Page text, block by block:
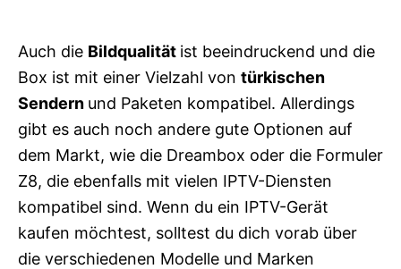
Auch die Bildqualität ist beeindruckend und die
Box ist mit einer Vielzahl von türkischen
Sendern und Paketen kompatibel. Allerdings
gibt es auch noch andere gute Optionen auf
dem Markt, wie die Dreambox oder die Formuler
Z8, die ebenfalls mit vielen IPTV-Diensten
kompatibel sind. Wenn du ein IPTV-Gerät
kaufen möchtest, solltest du dich vorab über
die verschiedenen Modelle und Marken